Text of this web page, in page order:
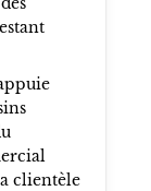
clientèle